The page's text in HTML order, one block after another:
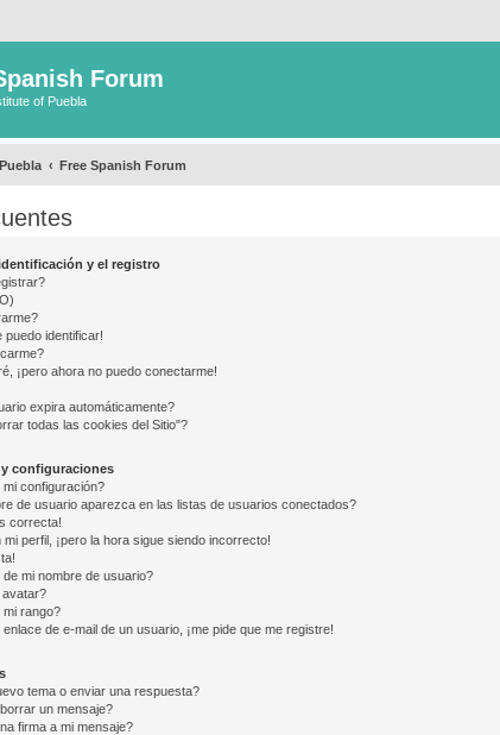
Forum
of Puebla
Free Spanish Forum
y el registro
puedo identificar!
¡pero ahora no puedo conectarme!
expira automáticamente?
todas las cookies del Sitio"?
configuraciones
configuración?
de usuario aparezca en las listas de usuarios conectados?
correcta!
perfil, ¡pero la hora sigue siendo incorrecto!
mi nombre de usuario?
avatar?
mi rango?
de e-mail de un usuario, ¡me pide que me registre!
tema o enviar una respuesta?
un mensaje?
firma a mi mensaje?